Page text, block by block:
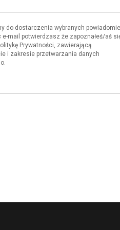
do dostarczenia wybranych
mail potwierdzasz że zapoznałeś/aś
Prywatności, zawierającą
i zakresie przetwarzania danych